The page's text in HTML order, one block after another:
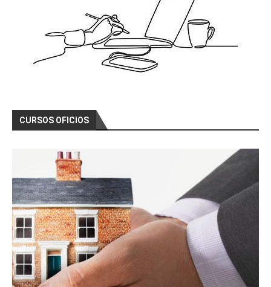
CURSOS OFICIOS